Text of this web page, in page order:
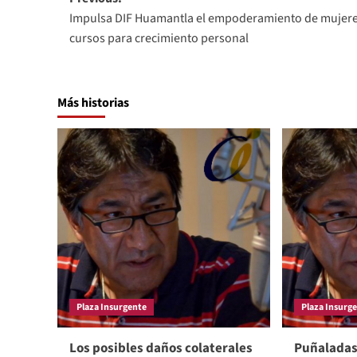
navigation
Impulsa DIF Huamantla el empoderamiento de
cursos para crecimiento personal
Más historias
Plaza Insurgente
Los posibles daños colaterales
Plaza